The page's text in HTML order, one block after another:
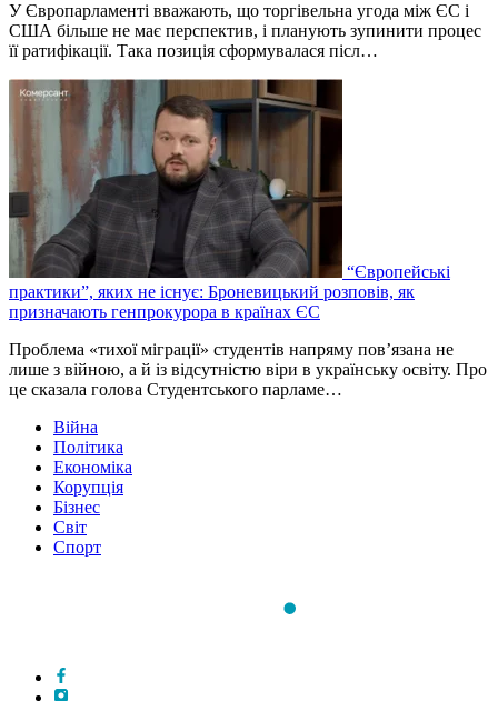
У Європарламенті вважають, що торгівельна угода між ЄС і
США більше не має перспектив, і планують зупинити процес
її ратифікації. Така позиція сформувалася післ…
“Європейські
практики”, яких не існує: Броневицький розповів, як
призначають генпрокурора в країнах ЄС
Проблема «тихої міграції» студентів напряму пов’язана не
лише з війною, а й із відсутністю віри в українську освіту. Про
це сказала голова Студентського парламе…
Війна
Політика
Економіка
Корупція
Бізнес
Світ
Спорт